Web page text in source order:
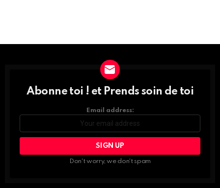
DÉCOUVRE
ET
PROFITE
Abonne toi ! et Prends soin de toi
Email address:
Don't worry, we don't spam